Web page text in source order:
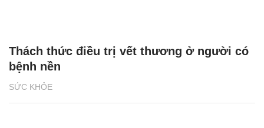
SỨC KHỎE
Thách thức điều trị vết thương ở người có
bệnh nền